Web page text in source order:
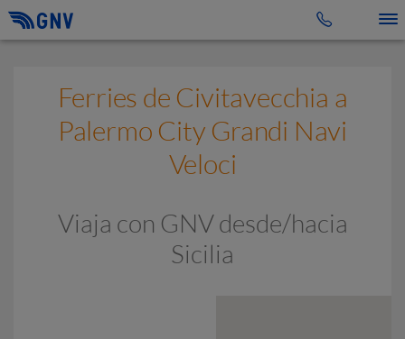
Ferries de Civitavecchia a
Palermo City Grandi Navi
Veloci
Viaja con GNV desde/hacia
Sicilia